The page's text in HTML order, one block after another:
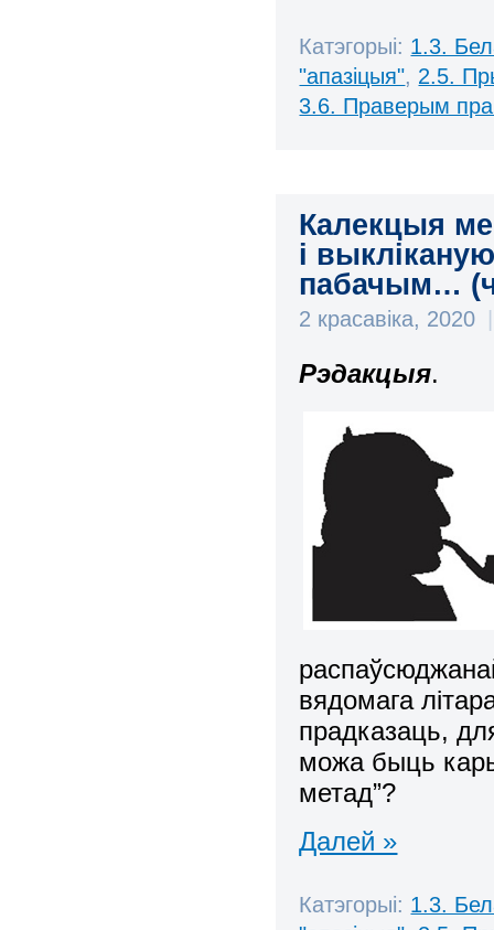
Катэгорыі: 1.3.
"апазіцыя", 2.5.
3.6. Праверым
Калекцыя
і
пабачым…
2 красавіка, 2020
Рэдакцыя.
вядомага
прадказаць,
можа быць
метад”?
Далей »
Катэгорыі: 1.3.